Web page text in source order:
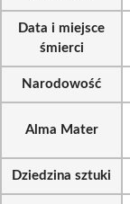
Data i miejsce
śmierci
Narodowość
Alma Mater
Dziedzina sztuki